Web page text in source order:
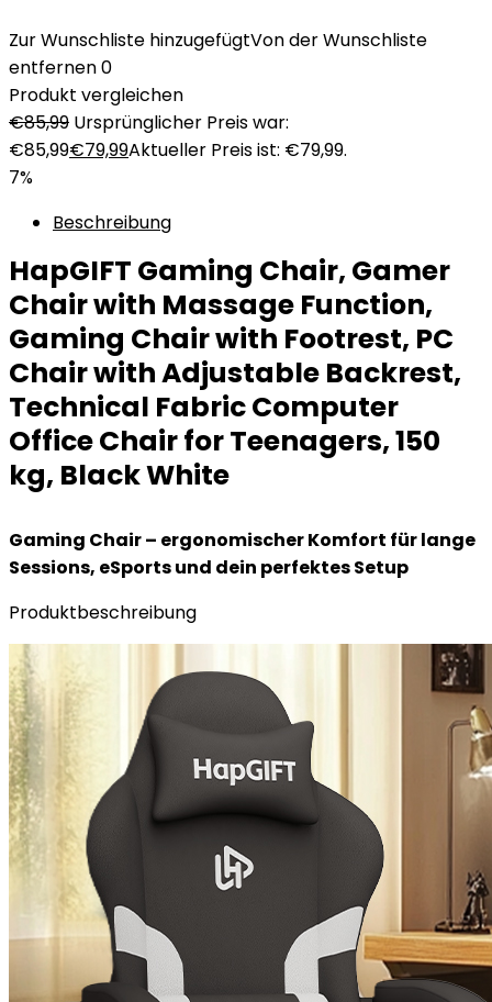
Zur Wunschliste hinzugefügtVon der Wunschliste
entfernen0
Produkt vergleichen
€85,99 Ursprünglicher Preis war:
€85,99€79,99Aktueller Preis ist: €79,99.
7%
Beschreibung
HapGIFT Gaming Chair, Gamer
Chair with Massage Function,
Gaming Chair with Footrest, PC
Chair with Adjustable Backrest,
Technical Fabric Computer
Office Chair for Teenagers, 150
kg, Black White
Gaming Chair – ergonomischer Komfort für lange
Sessions, eSports und dein perfektes Setup
Produktbeschreibung